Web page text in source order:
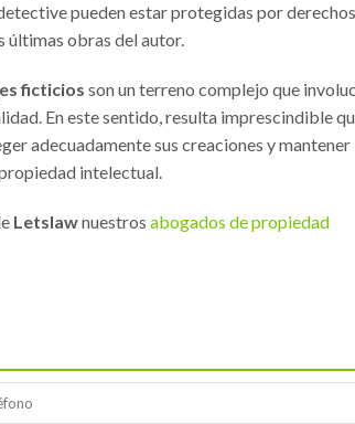
pueden estar protegidas por
últimas obras del autor.
ficticios son un terreno complejo que
En este sentido, resulta imprescindible
adecuadamente sus creaciones y mantener
intelectual.
Letslawnuestros abogados de propiedad